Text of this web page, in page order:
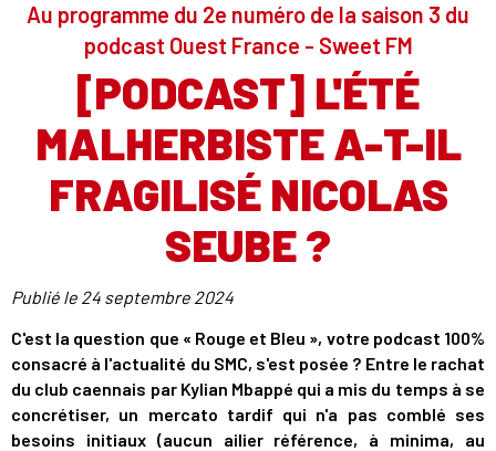
Au programme du 2e numéro de la saison 3 du
podcast Ouest France - Sweet FM
[PODCAST] L'ÉTÉ
MALHERBISTE A-T-IL
FRAGILISÉ NICOLAS
SEUBE ?
Publié le 24 septembre 2024
C'est la question que « Rouge et Bleu », votre podcast 100%
consacré à l'actualité du SMC, s'est posée ? Entre le rachat
du club caennais par Kylian Mbappé qui a mis du temps à se
concrétiser, un mercato tardif qui n'a pas comblé ses
besoins initiaux (aucun ailier référence, à minima, au